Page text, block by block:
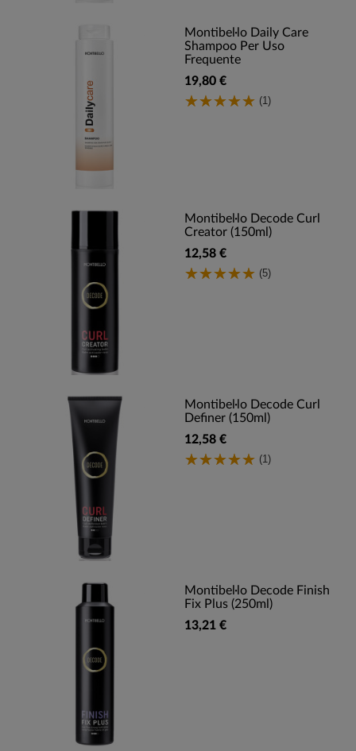
Montibel·lo Daily Care
Shampoo Per Uso
Frequente
19,80 €
(1)
Montibel·lo Decode Curl
Creator (150ml)
12,58 €
(5)
Montibel·lo Decode Curl
Definer (150ml)
12,58 €
(1)
Montibel·lo Decode Finish
Fix Plus (250ml)
13,21 €